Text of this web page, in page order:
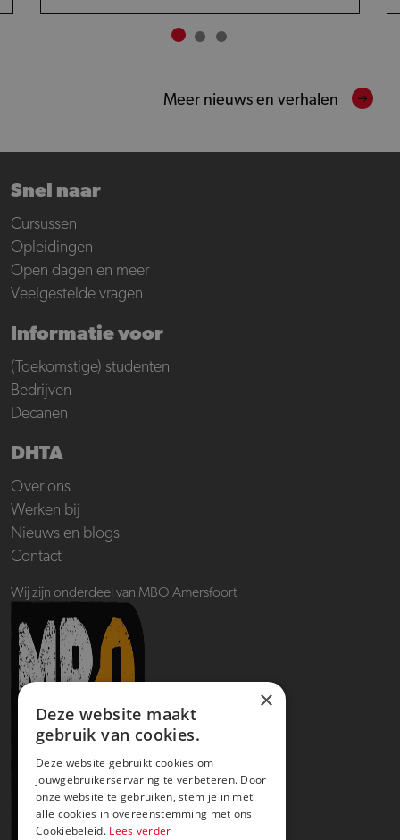
Meer nieuws en verhalen
Snel naar
Cursussen
Opleidingen
Open dagen en meer
Veelgestelde vragen
Informatie voor
(Toekomstige) studenten
Bedrijven
Decanen
DHTA
Over ons
Werken bij
Nieuws en blogs
Contact
Wij zijn onderdeel van MBO Amersfoort
×
Deze website maakt
gebruik van cookies.
Deze website gebruikt cookies om
jouwgebruikerservaring te verbeteren. Door
onze website te gebruiken, stem je in met
alle cookies in overeenstemming met ons
Cookiebeleid. Lees verder